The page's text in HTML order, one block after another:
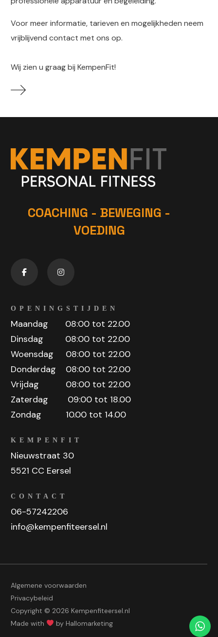
Voor meer informatie, tarieven en mogelijkheden neem
vrijblijvend contact met ons op.
Wij zien u graag bij KempenFit!
COACHING - BEWEGING -
VOEDING
OPENINGSTIJDEN
Maandag 08:00 tot 22.00
Dinsdag 08:00 tot 22.00
Woensdag 08:00 tot 22.00
Donderdag 08:00 tot 22.00
Vrijdag 08:00 tot 22.00
Zaterdag 09:00 tot 18.00
Zondag 10.00 tot 14.00
KEMPENFIT
Nieuwstraat 30
5521 CC Eersel
CONTACT
06-57242206
info@kempenfiteersel.nl
Algemene voorwaarden
Privacybeleid
Copyright © 2026 Kempenfiteersel.nl
Made with
byHallomarketing